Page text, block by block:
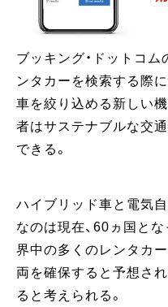
ブッキング・ドットコ
ンタカーを検索する際
車を絞り込める新しい
者はサステナブルな交
できる。
ハイブリッド車と電気
なのは現在、60ヵ国と
界中の多くのレンタカ
両を確保すると予想さ
ると考えられる。